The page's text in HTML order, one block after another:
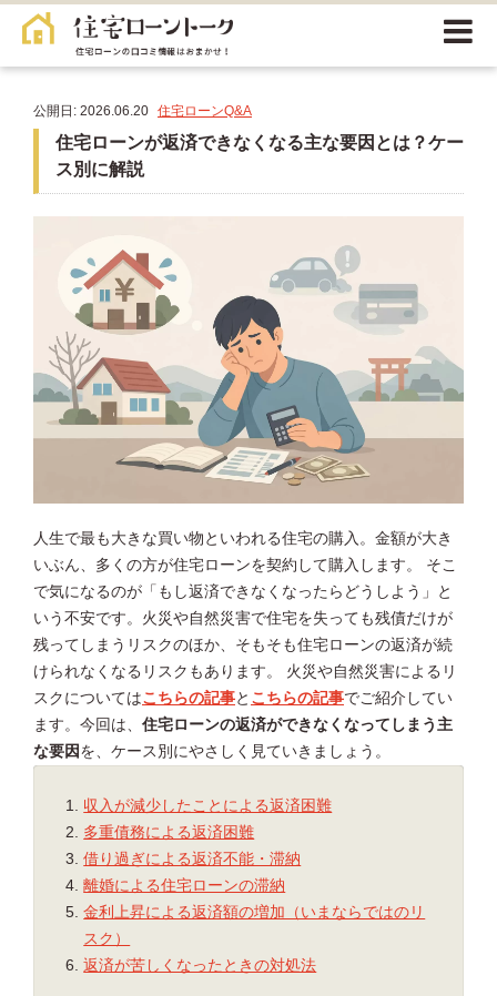
公開日: 2026.06.20 住宅ローンQ&A
住宅ローンが返済できなくなる主な要因とは？ケー
ス別に解説
人生で最も大きな買い物といわれる住宅の購入。金額が大き
いぶん、多くの方が住宅ローンを契約して購入します。 そこ
で気になるのが「もし返済できなくなったらどうしよう」と
いう不安です。火災や自然災害で住宅を失っても残債だけが
残ってしまうリスクのほか、そもそも住宅ローンの返済が続
けられなくなるリスクもあります。 火災や自然災害によるリ
スクについてはこちらの記事と こちらの記事でご紹介してい
ます。今回は、 住宅ローンの返済ができなくなってしまう主
な要因 を、ケース別にやさしく見ていきましょう。
収入が減少したことによる返済困難
多重債務による返済困難
借り過ぎによる返済不能・滞納
離婚による住宅ローンの滞納
金利上昇による返済額の増加（いまならではのリ
スク）
返済が苦しくなったときの対処法